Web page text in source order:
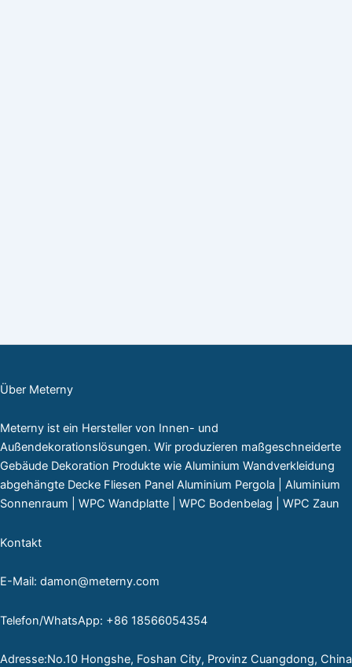
Über Meterny
Meterny ist ein Hersteller von Innen- und
Außendekorationslösungen. Wir produzieren maßgeschneiderte
Gebäude Dekoration Produkte wie Aluminium Wandverkleidung
abgehängte Decke Fliesen Panel Aluminium Pergola | Aluminium
Sonnenraum | WPC Wandplatte | WPC Bodenbelag | WPC Zaun
Kontakt
E-Mail: damon@meterny.com
Telefon/WhatsApp: +86 18566054354
Adresse:No.10 Hongshe, Foshan City, Provinz Cuangdong, China